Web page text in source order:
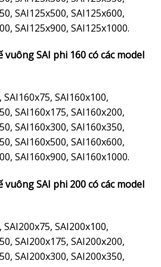
SAI125x500, SAI125x600,
SAI125x900, SAI125x1000.
SAI phi 160 có các model
SAI160x100,
SAI160x175, SAI160x200,
SAI160x300, SAI160x350,
SAI160x500, SAI160x600,
SAI160x900, SAI160x1000.
SAI phi 200 có các model
SAI200x100,
SAI200x175, SAI200x200,
SAI200x300, SAI200x350,